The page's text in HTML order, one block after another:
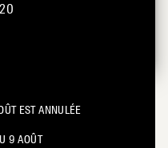
EST ANNULÉE
9 AOÛT